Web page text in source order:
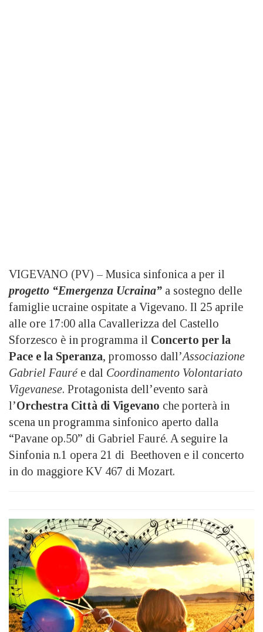
VIGEVANO (PV) – Musica sinfonica a per il
progetto “Emergenza Ucraina” a sostegno delle
famiglie ucraine ospitate a Vigevano. Il 25 aprile
alle ore 17:00 alla Cavallerizza del Castello
Sforzesco è in programma il Concerto per la
Pace e la Speranza, promosso dall’Associazione
Gabriel Faurée dal Coordinamento Volontariato
Vigevanese. Protagonista dell’evento sarà
l’Orchestra Città di Vigevano che porterà in
scena un programma sinfonico aperto dalla
“Pavane op.50” di Gabriel Fauré. A seguire la
Sinfonia n.1 opera 21 di Beethoven e il concerto
in do maggiore KV 467 di Mozart.